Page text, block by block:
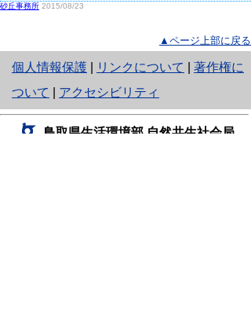
砂丘事務所 2015/08/23
▲ページ上部に戻る
個人情報保護
と
り
ネ
リンクについて
著作権に
ついて
アクセシビリティ
鳥取県生活環境部 自然共生社会局